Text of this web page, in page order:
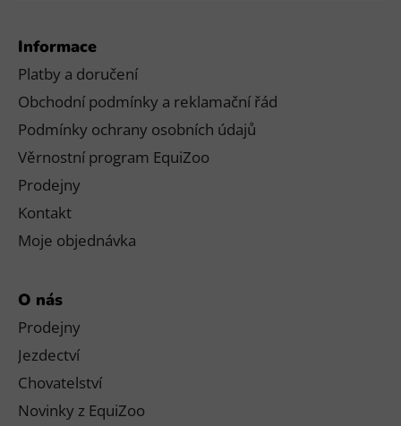
Informace
Platby a doručení
Obchodní podmínky a reklamační řád
Podmínky ochrany osobních údajů
Věrnostní program EquiZoo
Prodejny
Kontakt
Moje objednávka
O nás
Prodejny
Jezdectví
Chovatelství
Novinky z EquiZoo